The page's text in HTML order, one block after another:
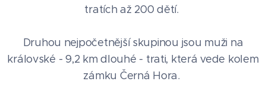
tratích až 200 dětí.
Druhou nejpočetnější skupinou jsou muži na
královské - 9,2 km dlouhé - trati, která vede kolem
zámku Černá Hora.